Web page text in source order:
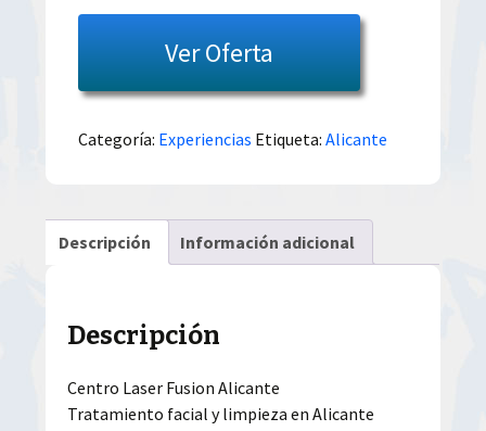
era:
90.00€.
es:
39.00€.
Ver Oferta
Categoría: Experiencias Etiqueta:Alicante
Descripción Información adicional
Descripción
Centro Laser Fusion Alicante
Tratamiento facial y limpieza en Alicante